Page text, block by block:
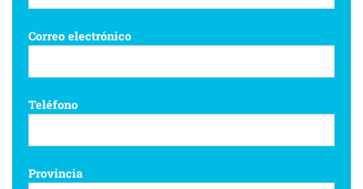
Correo electrónico
Teléfono
Provincia